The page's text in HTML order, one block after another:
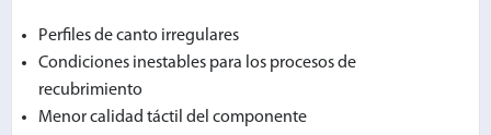
Perfiles de canto irregulares
Condiciones inestables para los procesos de
recubrimiento
Menor calidad táctil del componente